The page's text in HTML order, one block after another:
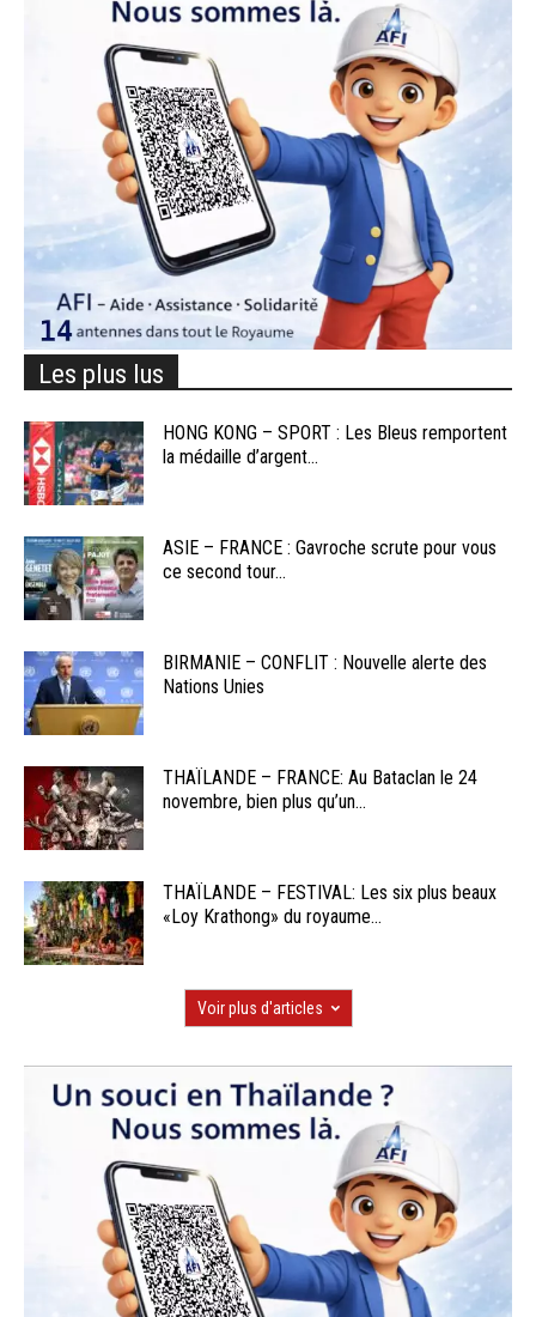
Les plus lus
HONG KONG – SPORT : Les Bleus remportent
la médaille d’argent...
ASIE – FRANCE : Gavroche scrute pour vous
ce second tour...
BIRMANIE – CONFLIT : Nouvelle alerte des
Nations Unies
THAÏLANDE – FRANCE: Au Bataclan le 24
novembre, bien plus qu’un...
THAÏLANDE – FESTIVAL: Les six plus beaux
«Loy Krathong» du royaume...
Voir plus d'articles